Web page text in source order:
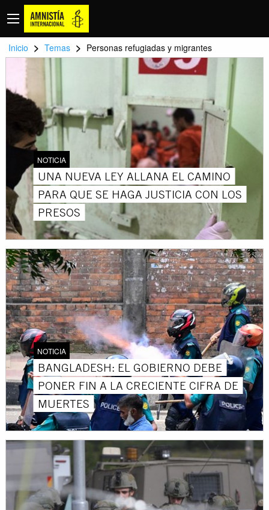
Inicio > Temas > Personas refugiadas y migrantes
NOTICIA
UNA NUEVA LEY ALLANA EL CAMINO
PARA QUE SE HAGA JUSTICIA CON LOS
PRESOS
NOTICIA
BANGLADESH: EL GOBIERNO DEBE
PONER FIN A LA CRECIENTE CIFRA DE
MUERTES